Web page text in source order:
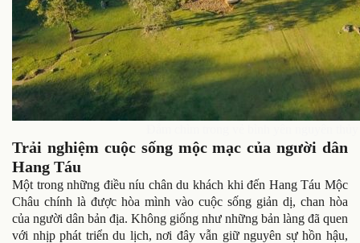
Trải nghiệm cuộc sống mộc mạc của người dân
Hang Táu
Một trong những điều níu chân du khách khi đến Hang Táu Mộc
Châu chính là được hòa mình vào cuộc sống giản dị, chan hòa
của người dân bản địa. Không giống như những bản làng đã quen
với nhịp phát triển du lịch, nơi đây vẫn giữ nguyên sự hồn hậu,